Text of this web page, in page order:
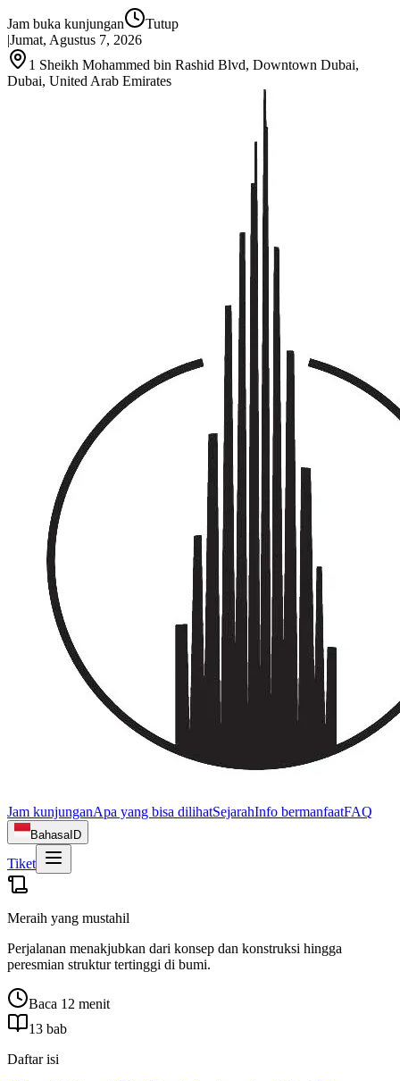
Jam buka kunjungan
Tutup
|Jumat, Agustus 7, 2026
1 Sheikh Mohammed bin Rashid Blvd, Downtown Dubai,
Dubai, United Arab Emirates
Jam kunjunganApa yang bisa dilihatSejarahInfo bermanfaatFAQ
BahasaID
Tiket
Meraih yang mustahil
Perjalanan menakjubkan dari konsep dan konstruksi hingga
peresmian struktur tertinggi di bumi.
Baca 12 menit
13 bab
Daftar isi